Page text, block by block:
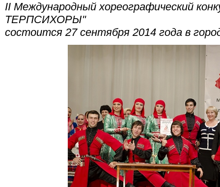
II Международный хореографический
ТЕРПСИХОРЫ"
состоится 27 сентября 2014 года в